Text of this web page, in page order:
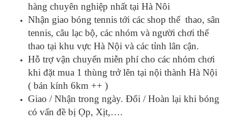
hàng chuyên nghiệp nhất tại Hà Nôi
Nhận giao bóng tennis tới các shop thể thao, sân
tennis, câu lạc bộ, các nhóm và người chơi thể
thao tại khu vực Hà Nội và các tỉnh lân cận.
Hỗ trợ vận chuyển miễn phí cho các nhóm chơi
khi đặt mua 1 thùng trở lên tại nội thành Hà Nội
( bán kính 6km ++ )
Giao / Nhận trong ngày. Đổi / Hoàn lại khi bóng
có vấn đề bị Ọp, Xịt,….